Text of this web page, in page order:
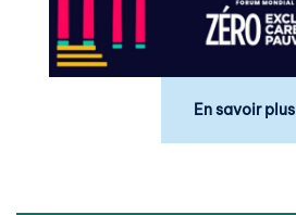
En savoir plus